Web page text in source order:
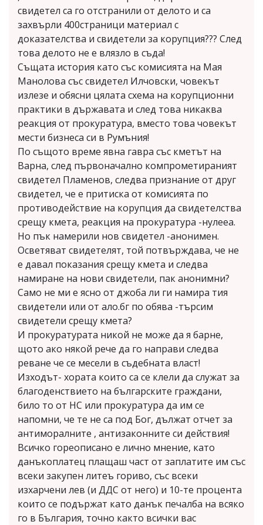
свидетел са го отстранили от делото и са
захвърли 400страници материал с
доказателства и свидетели за корупция??? След
това делото не е влязло в съда!
Същата история като със комисията на Мая
Манолова със свидетел Илчовски, човекът
излезе и обясни цялата схема на корупционни
практики в държавата и след това никаква
реакция от прокуратура, вместо това човекът
мести бизнеса си в Румъния!
По същото време явна гавра със кметът на
Варна, след първоначално компрометираният
свидетел Пламенов, следва признание от друг
свидетел, че е притиска от комисията по
противодействие на корупция да свидетелства
срещу кмета, реакция на прокуратура -нулееа.
Но пък намерили нов свидетел -анонимен.
Осветяват свидетелят, той потвърждава, че не
е давал показания срещу кмета и следва
намиране на нови свидетели, пак анонимни?
Само не ми е ясно от джоба ли ги намира тия
свидетели или от ало.бг по обява -търсим
свидетели срещу кмета?
И прокуратурата никой не може да я барне,
щото ако някой рече да го направи следва
реване че се месели в съдебната власт!
Изходът- хората които са се клели да служат за
благоденствието на българските граждани,
било то от НС или прокуратура да им се
напомни, че те не са под Бог, дължат отчет за
антиморалните , антизаконните си действия!
Всичко гореописано е лично мнение, като
данъкоплатец плащаш част от заплатите им със
всеки закупен литеъ гориво, със всеки
изхарчени лев (и ДДС от него) и 10-те процента
които се подържат като данък печалба на всяко
го в България, точно както всички вас